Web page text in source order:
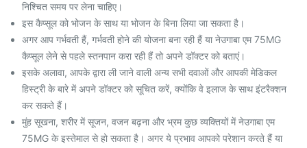
निश्चित समय पर लेना चाहिए।
इस कैप्सूल को भोजन के साथ या भोजन के बिना लिया जा सकता है।
अगर आप गर्भवती हैं, गर्भवती होने की योजना बना रही हैं या नेउगाबा एम 75MG
कैप्सूल लेने से पहले स्तनपान करा रही हैं तो अपने डॉक्टर को बताएं।
इसके अलावा, आपके द्वारा ली जाने वाली अन्य सभी दवाओं और आपकी मेडिकल
हिस्ट्री के बारे में अपने डॉक्टर को सूचित करें, क्योंकि वे इलाज के साथ इंटरैक्शन
कर सकते हैं।
मुंह सूखना, शरीर में सूजन, वजन बढ़ना और भ्रम कुछ व्यक्तियों में नेउगाबा एम
75MG के इस्तेमाल से हो सकता है। अगर ये प्रभाव आपको परेशान करते हैं या